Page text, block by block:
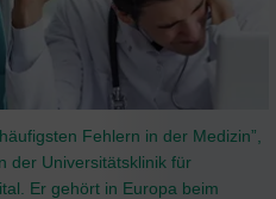
Fehlern in der Medizin”,
der Universitätsklinik für
Er gehört in Europa beim